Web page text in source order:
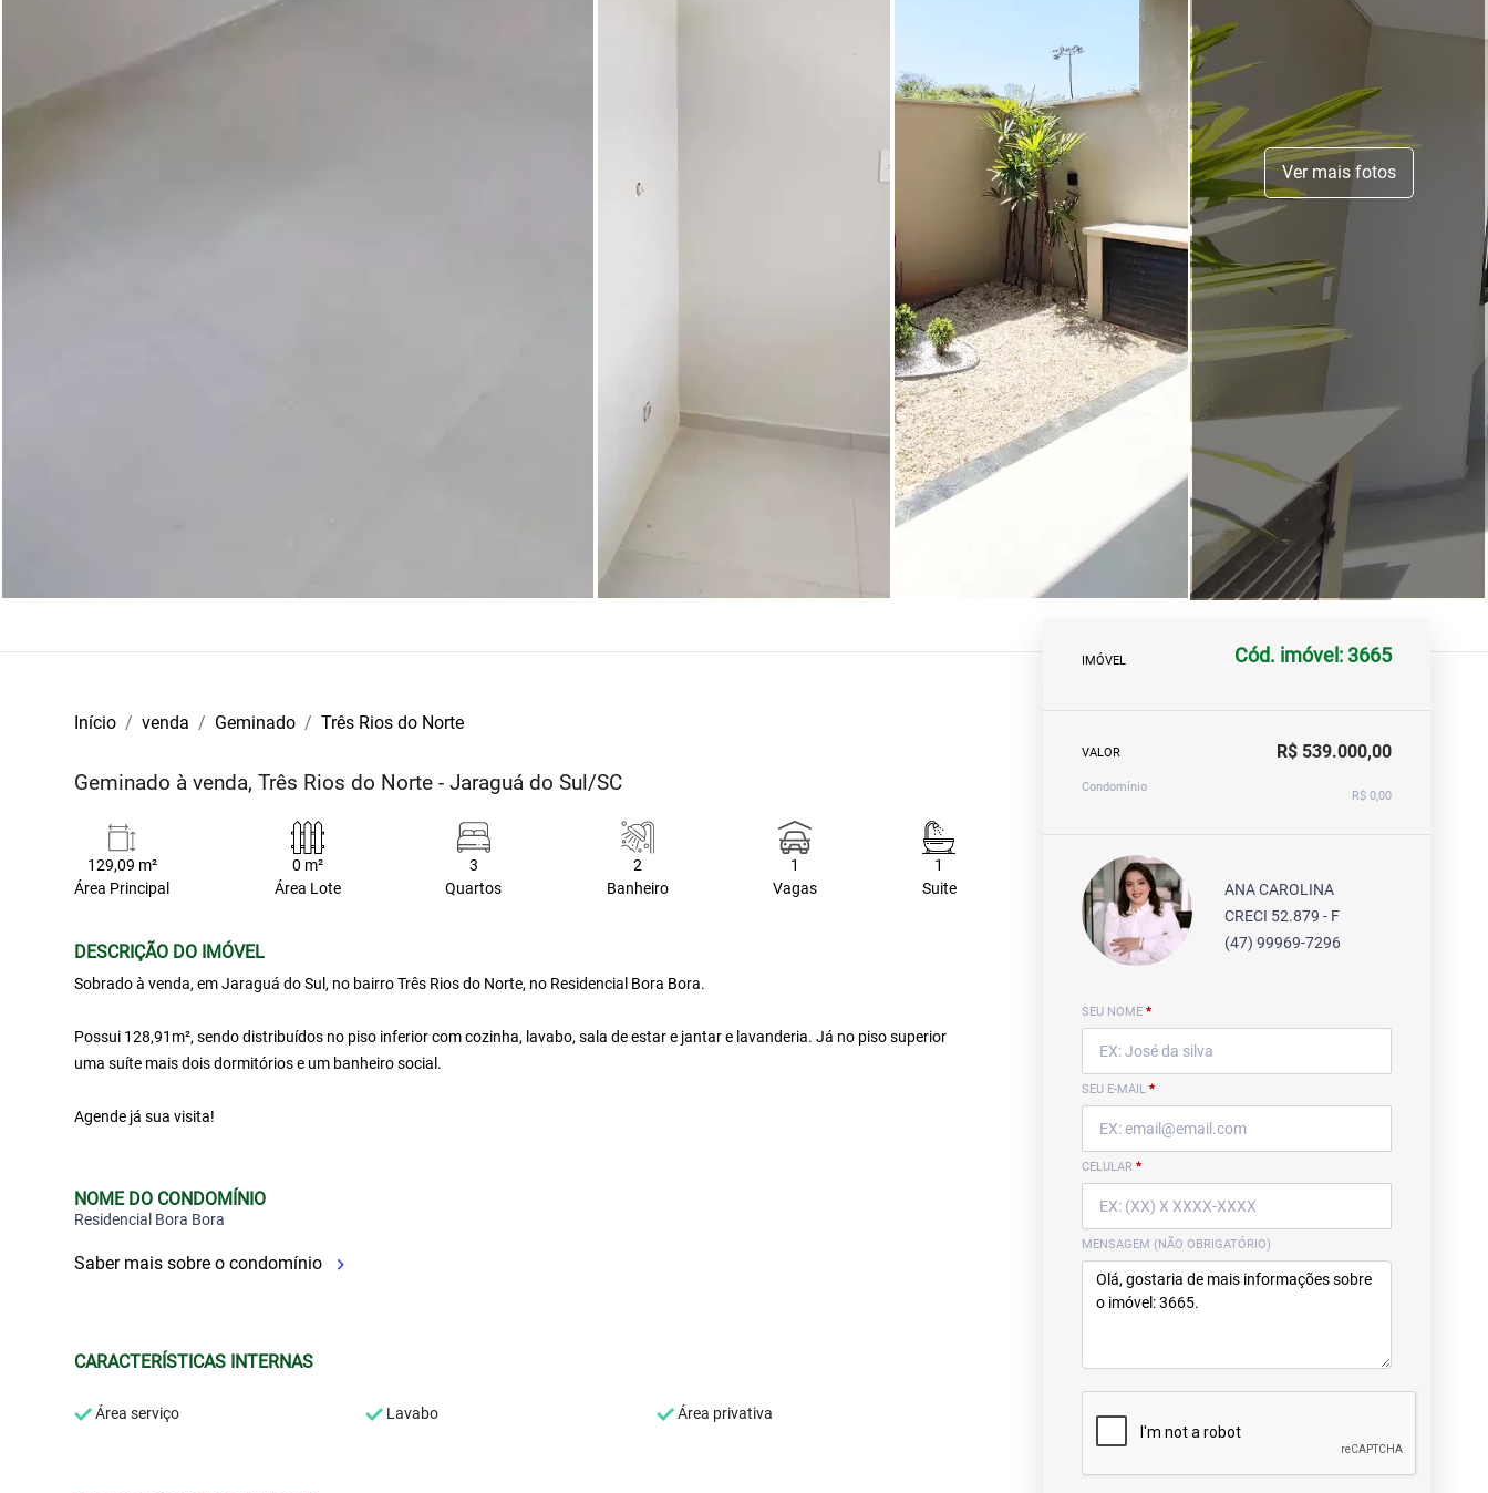
Ver mais fotos
Início venda Geminado Três Rios do Norte
Geminado à venda, Três Rios do Norte - Jaraguá do Sul/SC
129,09 m²
Área Principal
0 m²
Área Lote
3
Quartos
2
Banheiro
1
Vagas
1
Suite
DESCRIÇÃO DO IMÓVEL
Sobrado à venda, em Jaraguá do Sul, no bairro Três Rios do Norte, no Residencial Bora Bora.
Possui 128,91m², sendo distribuídos no piso inferior com cozinha, lavabo, sala de estar e jantar e lavanderia. Já no piso superior
uma suíte mais dois dormitórios e um banheiro social.
Agende já sua visita!
NOME DO CONDOMÍNIO
Residencial Bora Bora
Saber mais sobre o condomínio
CARACTERÍSTICAS INTERNAS
Área serviço Lavabo Área privativa
IMÓVEL Cód. imóvel: 3665
VALOR R$ 539.000,00
Condomínio
R$ 0,00
ANA CAROLINA
CRECI 52.879 - F
(47) 99969-7296
SEU NOME *
SEU E-MAIL *
CELULAR *
MENSAGEM (NÃO OBRIGATÓRIO)